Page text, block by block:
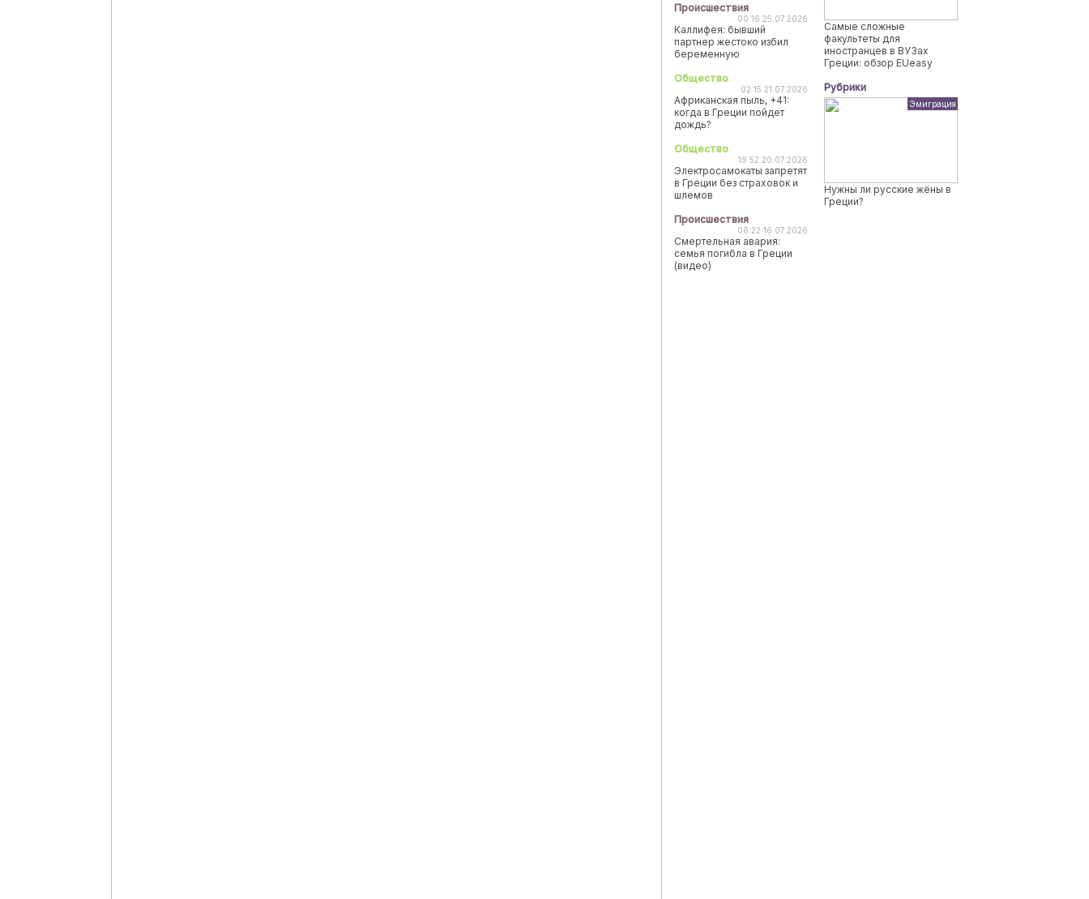
Происшествия
00:16 25.07.2026
Каллифея: бывший
партнер жестоко избил
беременную
Общество
02:15 21.07.2026
Африканская пыль, +41:
когда в Греции пойдет
дождь?
Общество
19:52 20.07.2026
Электросамокаты запретят
в Греции без страховок и
шлемов
Происшествия
06:22 16.07.2026
Смертельная авария:
семья погибла в Греции
(видео)
Самые сложные
факультеты для
иностранцев в ВУЗах
Греции: обзор EUeasy
Рубрики
Эмиграция
Нужны ли русские жёны в
Греции?